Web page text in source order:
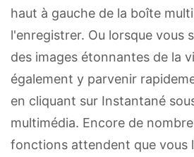
haut à gauche de la boîte
l'enregistrer. Ou lorsque vous
des images étonnantes de la
également y parvenir
en cliquant sur Instantané
multimédia. Encore de
fonctions attendent que vous